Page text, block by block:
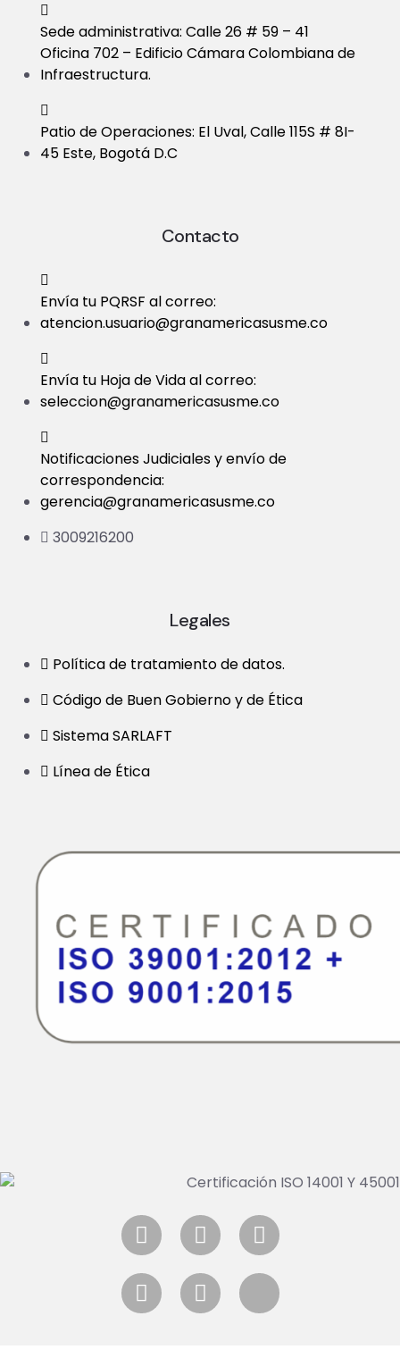
Sede administrativa: Calle 26 # 59 – 41
Oficina 702 – Edificio Cámara Colombiana de
Infraestructura.
Patio de Operaciones: El Uval, Calle 115S # 8I-
45 Este, Bogotá D.C
Contacto
Envía tu PQRSF al correo:
atencion.usuario@granamericasusme.co
Envía tu Hoja de Vida al correo:
seleccion@granamericasusme.co
Notificaciones Judiciales y envío de
correspondencia:
gerencia@granamericasusme.co
3009216200
Legales
Política de tratamiento de datos.
Código de Buen Gobierno y de Ética
Sistema SARLAFT
Línea de Ética